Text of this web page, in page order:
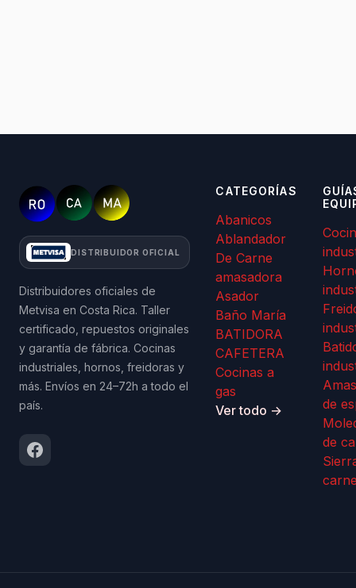
DISTRIBUIDOR OFICIAL
Distribuidores oficiales de
Metvisa en Costa Rica. Taller
certificado, repuestos originales
y garantía de fábrica. Cocinas
industriales, hornos, freidoras y
más. Envíos en 24–72h a todo el
país.
CATEGORÍAS
Abanicos
Ablandador
De Carne
amasadora
Asador
Baño María
BATIDORA
CAFETERA
Cocinas a
gas
Ver todo →
de
de